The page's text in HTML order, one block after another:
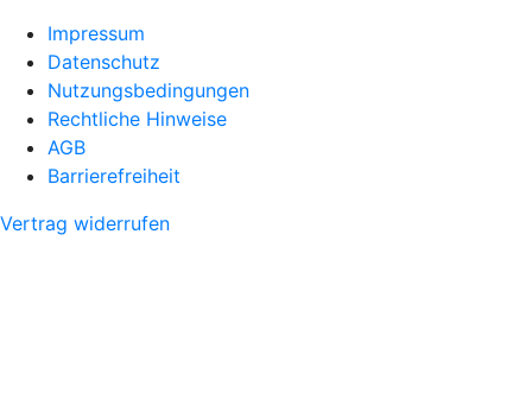
Impressum
Datenschutz
Nutzungsbedingungen
Rechtliche Hinweise
AGB
Barrierefreiheit
Vertrag widerrufen